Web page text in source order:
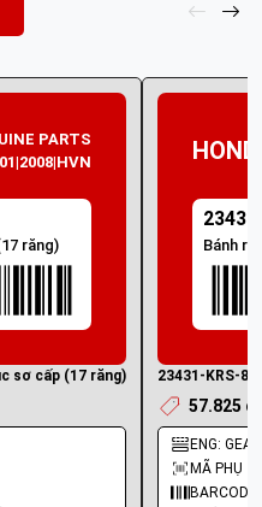
PARTS
răng)
sơ cấp (17 răng)
Bánh
23431-KRS-
57.825 ₫
ENG:
MÃ PHỤ